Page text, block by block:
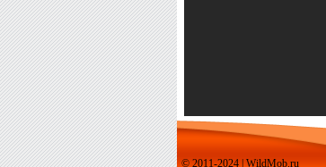
© 2011-2024 | WildMob.ru